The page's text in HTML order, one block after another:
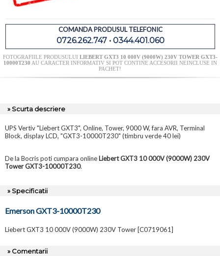
COMANDA PRODUSUL TELEFONIC
0726.262.747 • 0344.401.060
FOTOGRAFIILE PRODUSULUI LIEBERT GXT3 10 000V (9000W) 230V TOWER GXT3-
10000T230 AU CARACTER INFORMATIV SI POT CONTINE ACCESORII NEINCLUSE IN
PACHET!
» Scurta descriere
UPS Vertiv "Liebert GXT3", Online, Tower, 9000 W, fara AVR, Terminal
Block, display LCD, "GXT3-10000T230" (timbru verde 40 lei)
De la Bocris poti cumpara online Liebert GXT3 10 000V (9000W) 230V
Tower GXT3-10000T230.
» Specificatii
Emerson GXT3-10000T230
Liebert GXT3 10 000V (9000W) 230V Tower [C0719061]
» Comentarii